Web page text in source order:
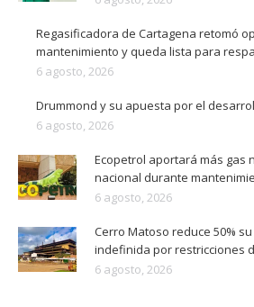
Regasificadora de Cartagena retomó
mantenimiento y queda lista para
6 agosto, 2026
Drummond y su apuesta por el
6 agosto, 2026
Ecopetrol aportará más gas
nacional durante
6 agosto, 2026
Cerro Matoso reduce 50%
indefinida por restricciones
6 agosto, 2026